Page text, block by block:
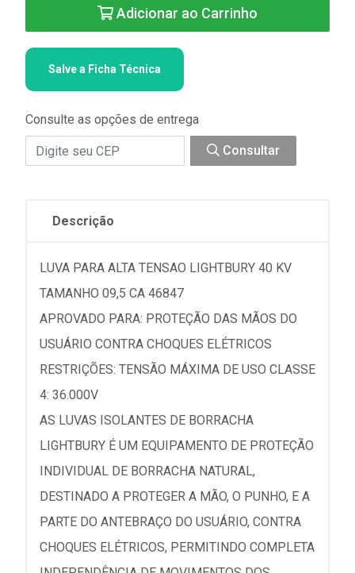
Adicionar ao Carrinho
Salve a Ficha Técnica
Consulte as opções de entrega
Consultar
Descrição
LUVA PARA ALTA TENSAO LIGHTBURY 40 KV
TAMANHO 09,5 CA 46847
APROVADO PARA: PROTEÇÃO DAS MÃOS DO
USUÁRIO CONTRA CHOQUES ELÉTRICOS
RESTRIÇÕES: TENSÃO MÁXIMA DE USO CLASSE
4: 36.000V
AS LUVAS ISOLANTES DE BORRACHA
LIGHTBURY É UM EQUIPAMENTO DE PROTEÇÃO
INDIVIDUAL DE BORRACHA NATURAL,
DESTINADO A PROTEGER A MÃO, O PUNHO, E A
PARTE DO ANTEBRAÇO DO USUÁRIO, CONTRA
CHOQUES ELÉTRICOS, PERMITINDO COMPLETA